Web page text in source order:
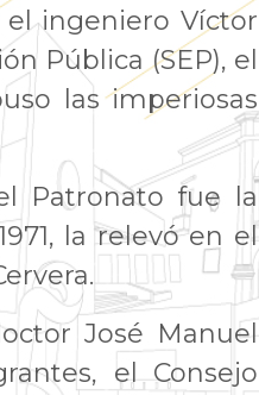
el ingeniero Víctor
Pública (SEP), el
las imperiosas
Patronato fue la
la relevó en el
José Manuel
el Consejo